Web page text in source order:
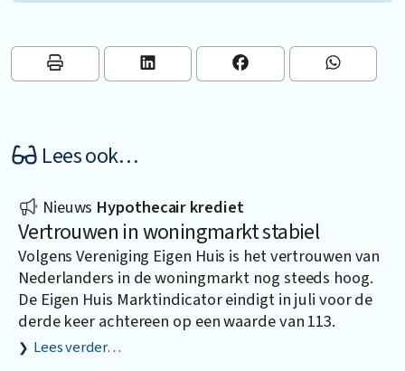
Lees ook…
Nieuws Hypothecair krediet
Vertrouwen in woningmarkt stabiel
Volgens Vereniging Eigen Huis is het vertrouwen van
Nederlanders in de woningmarkt nog steeds hoog.
De Eigen Huis Marktindicator eindigt in juli voor de
derde keer achtereen op een waarde van 113.
Lees verder…